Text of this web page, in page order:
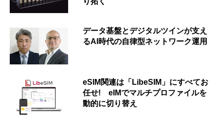
データ基盤とデジタルツインが支え
るAI時代の自律型ネットワーク運用
eSIM関連は「LibeSIM」にすべてお
任せ! eIMでマルチプロファイルを
動的に切り替え